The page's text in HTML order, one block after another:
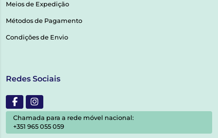
Meios de Expedição
Métodos de Pagamento
Condições de Envio
Redes Sociais
Chamada para a rede móvel nacional:
+351 965 055 059